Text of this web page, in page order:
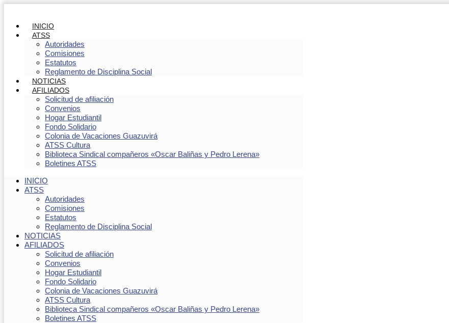
INICIO
ATSS
Autoridades
Comisiones
Estatutos
Reglamento de Disciplina Social
NOTICIAS
AFILIADOS
Solicitud de afiliación
Convenios
Hogar Estudiantil
Fondo Solidario
Colonia de Vacaciones Guazuvirá
ATSS Cultura
Biblioteca Sindical compañeros «Oscar Baliñas y Pedro Lerena»
Boletines ATSS
INICIO
ATSS
Autoridades
Comisiones
Estatutos
Reglamento de Disciplina Social
NOTICIAS
AFILIADOS
Solicitud de afiliación
Convenios
Hogar Estudiantil
Fondo Solidario
Colonia de Vacaciones Guazuvirá
ATSS Cultura
Biblioteca Sindical compañeros «Oscar Baliñas y Pedro Lerena»
Boletines ATSS